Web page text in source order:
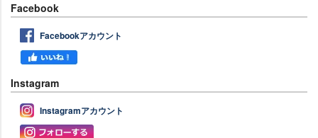
Facebook
Facebookアカウント
Instagram
Instagramアカウント